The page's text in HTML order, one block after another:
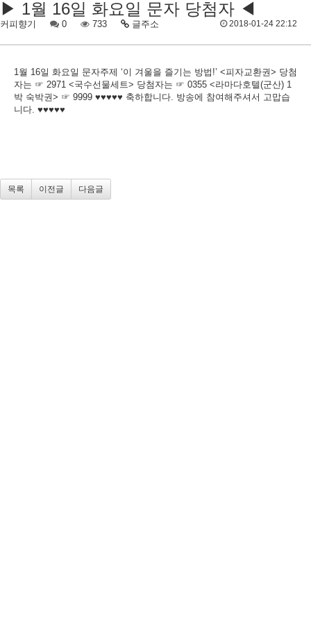
▶ 1월 16일 화요일 문자 당첨자 ◀
커피향기 0 733 글주소 2018-01-24 22:12
1월 16일 화요일 문자주제 ‘이 겨울을 즐기는 방법!’ <피자교환권> 당첨
자는 ☞ 2971 <국수선물세트> 당첨자는 ☞ 0355 <라마다호텔(군산) 1
박 숙박권> ☞ 9999 ♥♥♥♥♥ 축하합니다. 방송에 참여해주셔서 고맙습
니다. ♥♥♥♥♥
목록 이전글 다음글